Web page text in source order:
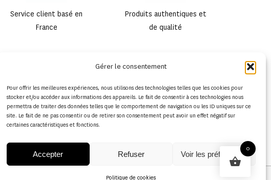
Gérer le consentement
Pour offrir les meilleures expériences, nous utilisons des technologies telles que les cookies pour
stocker et/ou accéder aux informations des appareils. Le fait de consentir à ces technologies nous
permettra de traiter des données telles que le comportement de navigation ou les ID uniques sur ce
site. Le fait de ne pas consentir ou de retirer son consentement peut avoir un effet négatif sur
certaines caractéristiques et fonctions.
Accepter Refuser Voir les préférences
Politique de cookies
Service client basé en
France
Produits authentiques et
de qualité
0